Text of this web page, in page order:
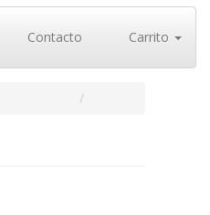
Contacto Carrito